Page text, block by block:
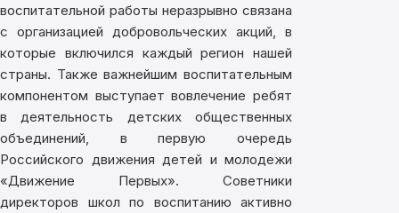
воспитательной работы неразрывно связана
с организацией добровольческих акций, в
которые включился каждый регион нашей
страны. Также важнейшим воспитательным
компонентом выступает вовлечение ребят
в деятельность детских общественных
объединений, в первую очередь
Российского движения детей и молодежи
«Движение Первых». Советники
директоров школ по воспитанию активно